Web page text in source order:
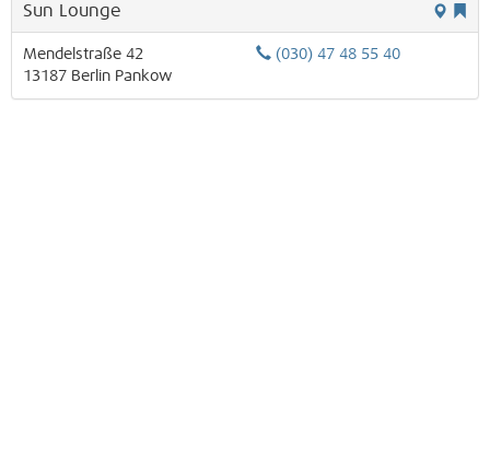
Sun Lounge
Mendelstraße 42
13187 Berlin Pankow
(030) 47 48 55 40